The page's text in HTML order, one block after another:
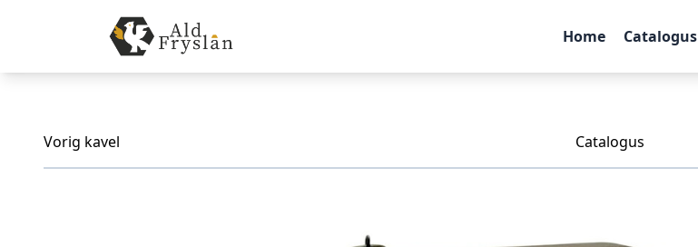
Home Catalogus
Vorig kavel Catalogus